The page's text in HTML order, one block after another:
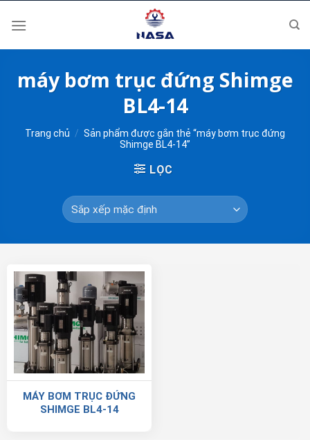
máy bơm trục đứng Shimge
BL4-14
Trang chủ / Sản phẩm được gắn thẻ “máy bơm trục đứng
Shimge BL4-14”
LỌC
MÁY BƠM TRỤC ĐỨNG
SHIMGE BL4-14